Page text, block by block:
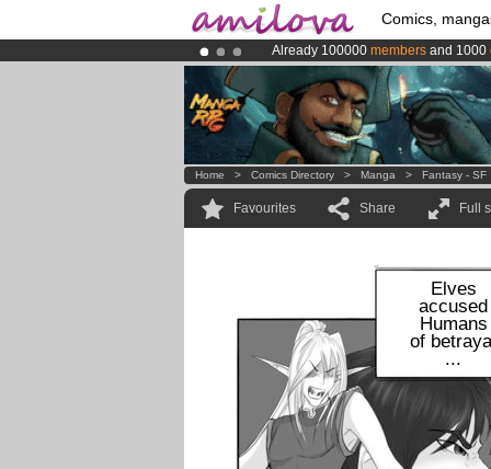
Comics,
Already 100000 members and 1000
Premium membership from3.95
AmilovaKickstarter is now LIVE!.
Home > Comics Directory > Manga > Fantasy - SF
Favourites Share Full
Elves
accused
Humans
of
...